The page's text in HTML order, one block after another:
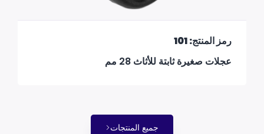
رمز المنتج: 101
عجلات صغيرة ثابتة للأثاث 28 مم
جميع المنتجات